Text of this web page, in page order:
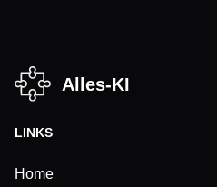
Alles-KI
LINKS
Home